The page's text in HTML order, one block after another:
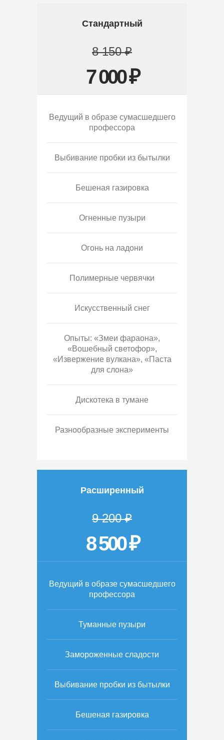
Стандартный
8 150 ₽
7 000 ₽
Ведущий в образе сумасшедшего
профессора
Выбивание пробки из бытылки
Бешеная газировка
Огненные пузыри
Огонь на ладони
Полимерные червячки
Искусственный снег
Опыты: «Змеи фараона»,
«Вошебный светофор»,
«Извержение вулкана», «Паста
для слона»
Дискотека в тумане
Разнообразные эксперименты
Расширенный
9 200 ₽
8 500 ₽
Ведущий в образе сумасшедшего
профессора
Туманные пузыри
Замороженные сладости
Выбивание пробки из бытылки
Бешеная газировка